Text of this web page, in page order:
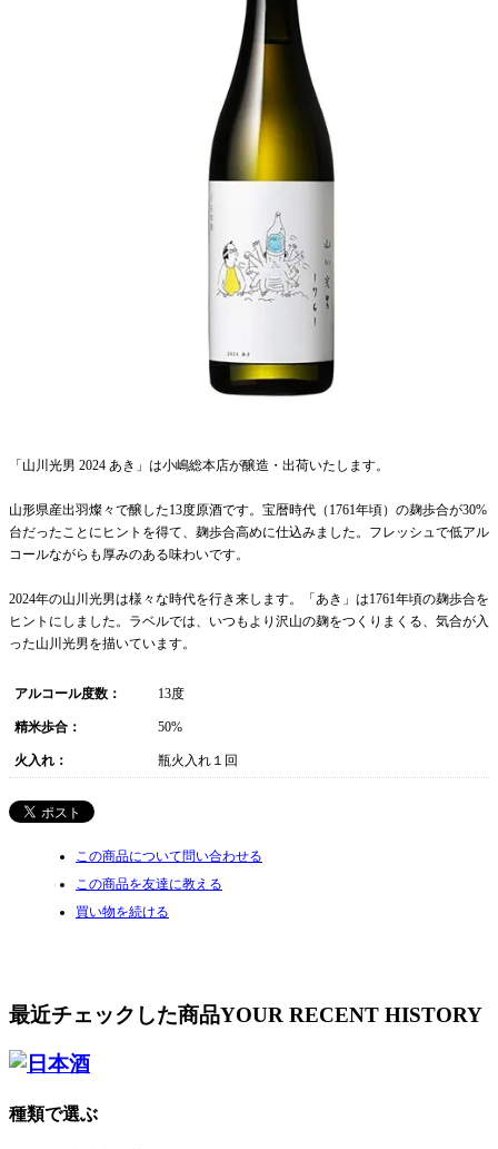
「山川光男 2024 あき」は小嶋総本店が醸造・出荷いたします。
山形県産出羽燦々で醸した13度原酒です。宝暦時代（1761年頃）の麹歩合が30%
台だったことにヒントを得て、麹歩合高めに仕込みました。フレッシュで低アル
コールながらも厚みのある味わいです。
2024年の山川光男は様々な時代を行き来します。「あき」は1761年頃の麹歩合を
ヒントにしました。ラベルでは、いつもより沢山の麹をつくりまくる、気合が入
った山川光男を描いています。
アルコール度数： 13度
精米歩合： 50%
火入れ： 瓶火入れ１回
この商品について問い合わせる
この商品を友達に教える
買い物を続ける
最近チェックした商品YOUR RECENT HISTORY
種類で選ぶ